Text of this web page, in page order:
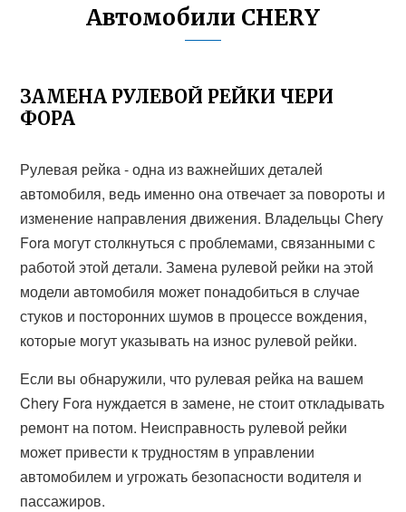
Автомобили CHERY
ЗАМЕНА РУЛЕВОЙ РЕЙКИ ЧЕРИ
ФОРА
Рулевая рейка - одна из важнейших деталей
автомобиля, ведь именно она отвечает за повороты и
изменение направления движения. Владельцы Chery
Fora могут столкнуться с проблемами, связанными с
работой этой детали. Замена рулевой рейки на этой
модели автомобиля может понадобиться в случае
стуков и посторонних шумов в процессе вождения,
которые могут указывать на износ рулевой рейки.
Если вы обнаружили, что рулевая рейка на вашем
Chery Fora нуждается в замене, не стоит откладывать
ремонт на потом. Неисправность рулевой рейки
может привести к трудностям в управлении
автомобилем и угрожать безопасности водителя и
пассажиров.